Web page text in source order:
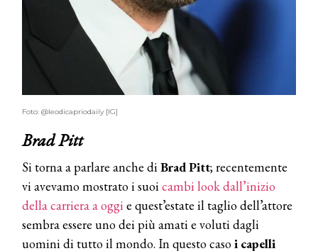
Foto: @leodicapriodaily [IG]
Brad Pitt
Si torna a parlare anche diBrad Pitt; recentemente
vi avevamo mostrato i suoicambi look dall’inizio
della carriera a oggi e quest’estate il taglio dell’attore
sembra essere uno dei più amati e voluti dagli
uomini di tutto il mondo. In questo casoi capelli